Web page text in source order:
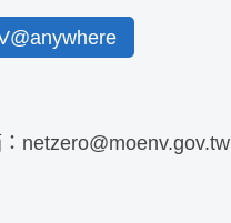
netzero@moenv.gov.tw